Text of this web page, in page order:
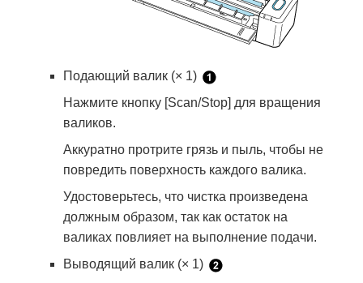
Подающий валик (× 1)
Нажмите кнопку [Scan/Stop] для вращения
валиков.
Аккуратно протрите грязь и пыль, чтобы не
повредить поверхность каждого валика.
Удостоверьтесь, что чистка произведена
должным образом, так как остаток на
валиках повлияет на выполнение подачи.
Выводящий валик (× 1)